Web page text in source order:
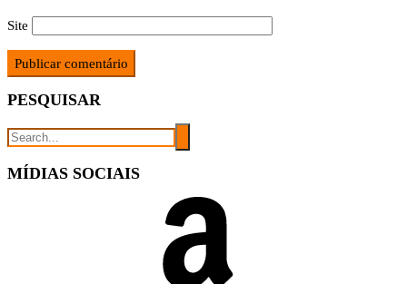
Site
PESQUISAR
MÍDIAS SOCIAIS